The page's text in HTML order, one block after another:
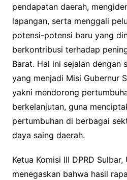
pendapatan daerah,
lapangan, serta menggali
potensi-potensi baru yang
berkontribusi terhadap
Barat. Hal ini sejalan dengan
yang menjadi Misi Gubernur
yakni mendorong
berkelanjutan, guna
pertumbuhan di berbagai
daya saing daerah.
Ketua Komisi III DPRD Sulbar,
menegaskan bahwa hasil